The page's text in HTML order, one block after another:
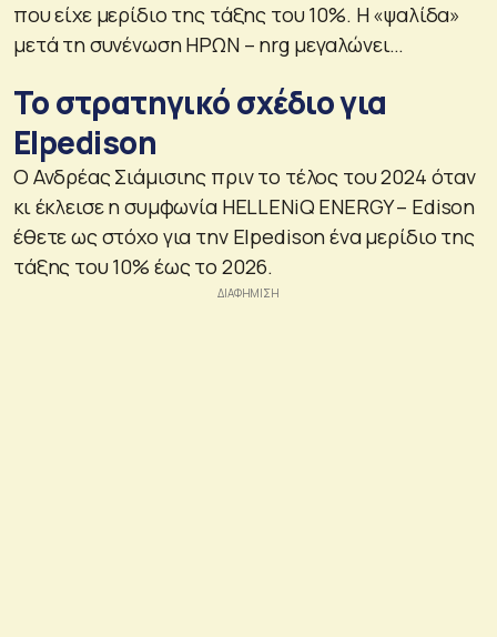
που είχε μερίδιο της τάξης του 10%. Η «ψαλίδα»
μετά τη συνένωση ΗΡΩΝ – nrg μεγαλώνει…
Το στρατηγικό σχέδιο για
Elpedison
Ο Ανδρέας Σιάμισιης πριν το τέλος του 2024 όταν
κι έκλεισε η συμφωνία HELLENiQ ENERGY – Edison
έθετε ως στόχο για την Elpedison ένα μερίδιο της
τάξης του 10% έως το 2026.